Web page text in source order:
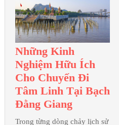
Những Kinh
Nghiệm Hữu Ích
Cho Chuyến Đi
Tâm Linh Tại Bạch
Đằng GiangNhững
Kinh
Trong từng dòng chảy lịch sử